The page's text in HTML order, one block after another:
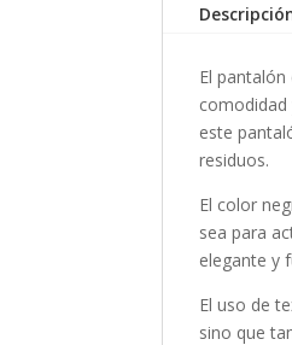
El
comodidad
este
residuos.
El color
sea para
elegante y
El uso de
sino que